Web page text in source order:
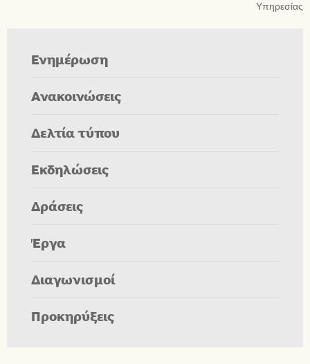
Υπηρεσίας
Ενημέρωση
Ανακοινώσεις
Δελτία τύπου
Εκδηλώσεις
Δράσεις
Έργα
Διαγωνισμοί
Προκηρύξεις